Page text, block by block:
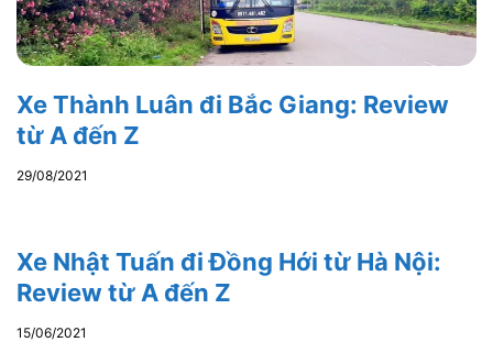
Xe Thành Luân đi Bắc Giang: Review
từ A đến Z
29/08/2021
Xe Nhật Tuấn đi Đồng Hới từ Hà Nội:
Review từ A đến Z
15/06/2021